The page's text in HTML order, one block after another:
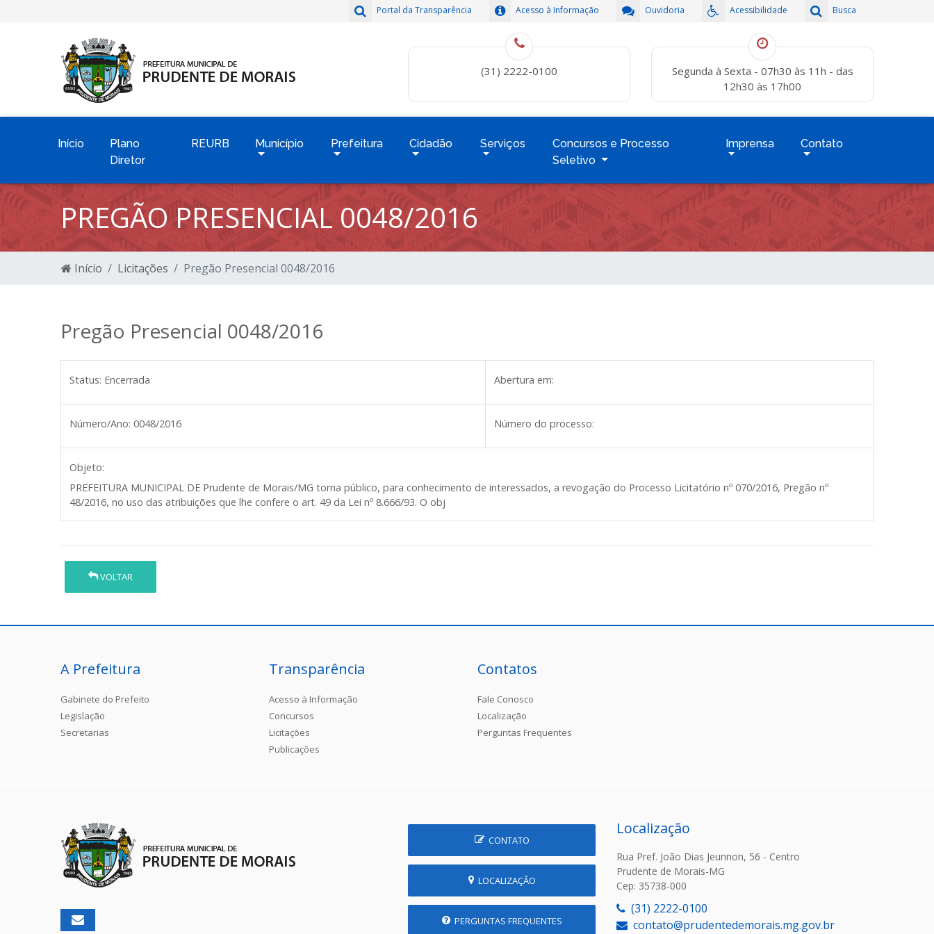
Busca
Acessibilidade
Ouvidoria
Acesso à Informação
Portal da Transparência
(31) 2222-0100
Segunda à Sexta - 07h30 às 11h - das
12h30 às 17h00
Início
Plano
Diretor
REURB Município Prefeitura Cidadão Serviços
Concursos e Processo
Seletivo
Imprensa Contato
PREGÃO PRESENCIAL 0048/2016
Início Licitações Pregão Presencial 0048/2016
Pregão Presencial 0048/2016
Status: Encerrada Abertura em:
Número/Ano: 0048/2016 Número do processo:
Objeto:
PREFEITURA MUNICIPAL DE Prudente de Morais/MG torna público, para conhecimento de interessados, a revogação do Processo Licitatório nº 070/2016, Pregão nº
48/2016, no uso das atribuições que lhe confere o art. 49 da Lei nº 8.666/93. O obj
VOLTAR
A Prefeitura
Gabinete do Prefeito
Legislação
Secretarias
Transparência
Acesso à Informação
Concursos
Licitações
Publicações
Contatos
Fale Conosco
Localização
Perguntas Frequentes
CONTATO
LOCALIZAÇÃO
PERGUNTAS FREQUENTES
Localização
Rua Pref. João Dias Jeunnon, 56 - Centro
Prudente de Morais-MG
Cep: 35738-000
(31) 2222-0100
contato@prudentedemorais.mg.gov.br